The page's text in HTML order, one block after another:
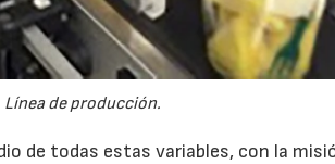
Línea de producción.
de todas estas variables, con la